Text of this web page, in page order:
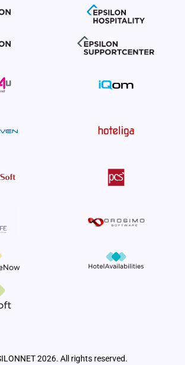
2026. All rights reserved.